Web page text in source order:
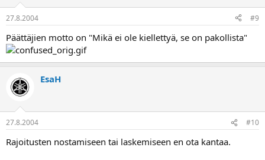
27.8.2004 #9
Päättäjien motto on "Mikä ei ole kiellettyä, se on pakollista"
EsaH
27.8.2004 #10
Rajoitusten nostamiseen tai laskemiseen en ota kantaa.